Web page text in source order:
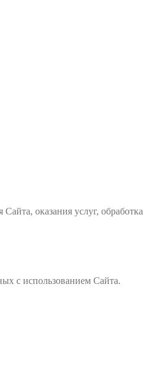
оказания услуг, обработка
с использованием Сайта.